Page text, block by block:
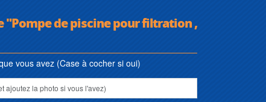
"Pompe de piscine pour filtration ,
vous avez (Case à cocher si oui)